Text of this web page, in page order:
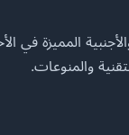
المميزة في
والمنوعات.